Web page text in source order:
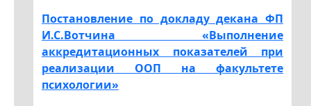
Постановление по докладу декана ФП
И.С.Вотчина «Выполнение
аккредитационных показателей при
реализации ООП на факультете
психологии»